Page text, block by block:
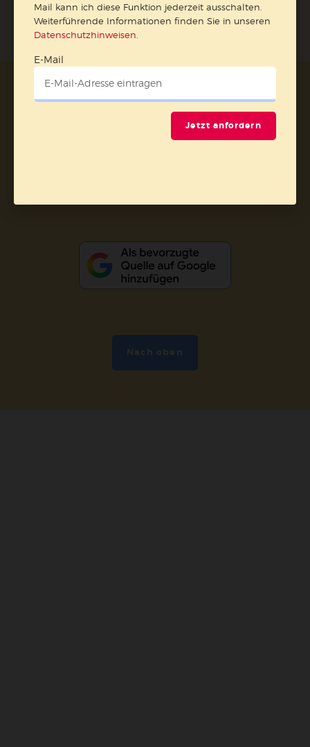
AGB und Widerrufsbelehrung
Barrierefreiheit
Impressum
Mail kann ich diese Funktion jederzeit ausschalten.
Weiterführende Informationen finden Sie in unseren
Datenschutzhinweisen
E-Mail
Jetzt anfordern